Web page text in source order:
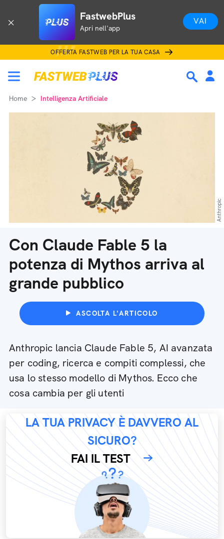
FastwebPlus
Apri nell'app
VAI
OFFERTA FASTWEB PER LA TUA CASA
Home Intelligenza Artificiale
Con Claude Fable 5 la
potenza di Mythos arriva al
grande pubblico
ASCOLTA L'ARTICOLO
Anthropic lancia Claude Fable 5, AI avanzata
per coding, ricerca e compiti complessi, che
usa lo stesso modello di Mythos. Ecco che
cosa cambia per gli utenti
Anthropic
LA TUA PRIVACY È DAVVERO AL
SICURO?
FAI IL TEST